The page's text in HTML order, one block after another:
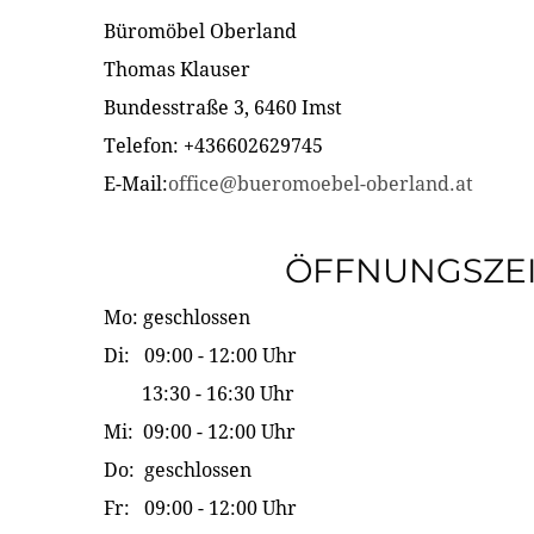
Büromöbel Oberland
Thomas Klauser
Bundesstraße 3, 6460 Imst
Telefon: +436602629745
E-Mail:office@bueromoebel-oberland.at
Mo: geschlossen
Di: 09:00 - 12:00 Uhr
13:30 - 16:30 Uhr
Mi: 09:00 - 12:00 Uhr
Do: geschlossen
Fr: 09:00 - 12:00 Uhr